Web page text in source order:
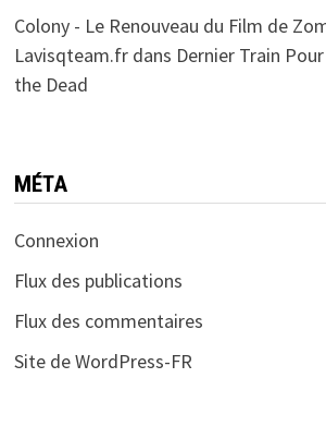
Colony - Le Renouveau du Film de
Lavisqteam.frdans Dernier Train
the Dead
MÉTA
Connexion
Flux des publications
Flux des commentaires
Site de WordPress-FR